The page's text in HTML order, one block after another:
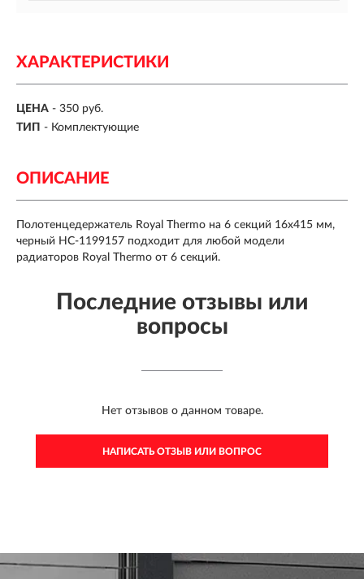
ХАРАКТЕРИСТИКИ
ЦЕНА - 350 руб.
ТИП - Комплектующие
ОПИСАНИЕ
Полотенцедержатель Royal Thermo на 6 секций 16x415 мм,
черный НС-1199157 подходит для любой модели
радиаторов Royal Thermo от 6 секций.
Последние отзывы или
вопросы
Нет отзывов о данном товаре.
НАПИСАТЬ ОТЗЫВ ИЛИ ВОПРОС